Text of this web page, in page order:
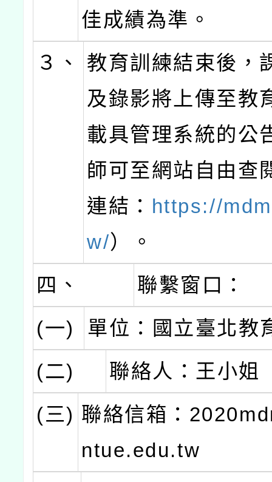
佳成績為準。
３、
教育訓練結束後，
及錄影將上傳至教
載具管理系統的公
師可至網站自由查
連結： https://
w/）。
四、
聯繫窗口：
(一)
單位：國立臺北教
(二)
聯絡人：王小姐
(三) 聯絡信箱：
ntue.edu.tw